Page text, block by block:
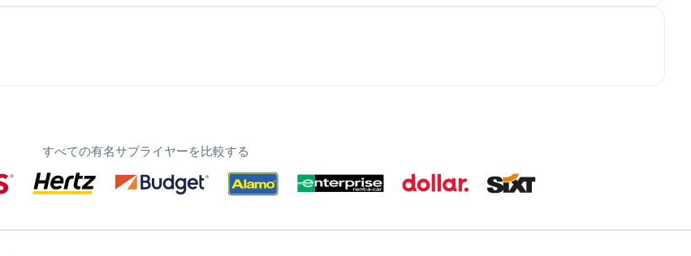
すべての有名サプライヤーを比較する